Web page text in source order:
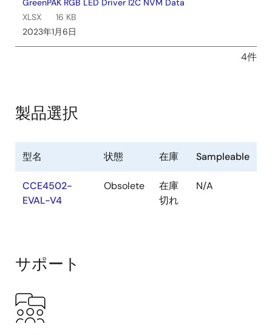
GreenPAK RGB LED Driver I2C NVM Data
XLSX
16 KB
2023年1月6日
4件
製品選択
型名 状態 在庫 Sampleable
CCE4502-
EVAL-V4
Obsolete
在庫
切れ
N/A
サポート